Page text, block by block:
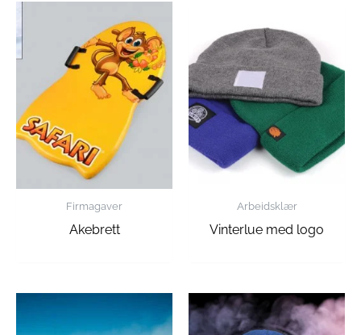
Firmagaver
Akebrett
Arbeidsklær
Vinterlue med logo